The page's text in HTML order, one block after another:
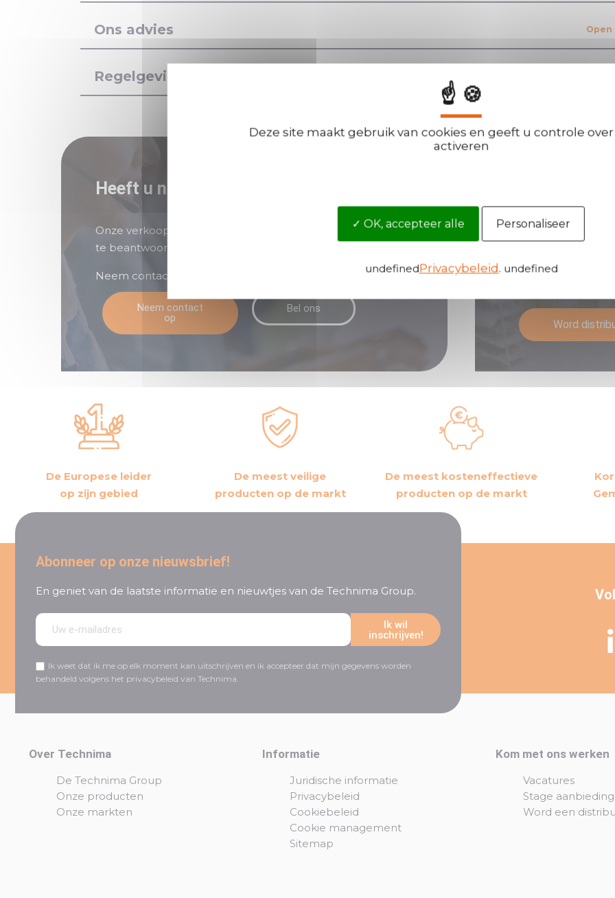
Ons advies
Regelgeving, gezondheid en veiligheid
Heeft u nog vragen?
Onze verkoopteams staan voor u klaar om al uw vragen
te beantwoorden.
Neem contact met ons op als u hulp nodig heeft!
Neem contact
op
Bel ons
U bent
genereren?
Word
De Europese leider
op zijn gebied
De meest veilige
producten op de markt
De meest kosteneffectieve
producten op de markt
Abonneer op onze nieuwsbrief!
En geniet van de laatste informatie en nieuwtjes van de Technima Group.
Ik wil
inschrijven!
Ik weet dat ik me op elk moment kan uitschrijven en ik accepteer dat mijn gegevens worden
behandeld volgens het privacybeleid van Technima.
Over Technima
De Technima Group
Onze producten
Onze markten
Informatie
Juridische informatie
Privacybeleid
Cookiebeleid
Cookie management
Sitemap
Kom met ons werken
Vacatures
Stage
Word een
☝ 🍪
Deze site maakt gebruik van cookies en geeft u controle
activeren
OK, accepteer alle Personaliseer
undefinedPrivacybeleid. undefined